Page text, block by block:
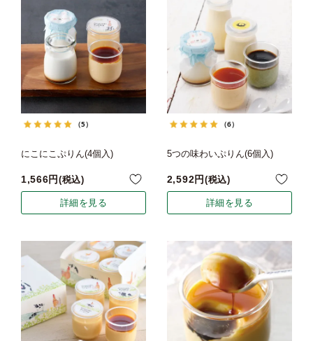
（5）
にこにこぷりん(4個入)
1,566 税込
詳細を見る
（6）
5つの味わいぷりん(6個入)
2,592 税込
詳細を見る